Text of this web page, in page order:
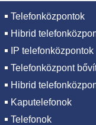
Telefonközpontok
Hibrid
IP telefonközpontok
Telefonközpont
Hibrid
Kaputelefonok
Telefonok